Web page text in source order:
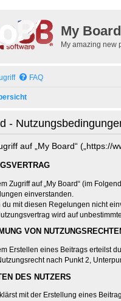
My Board
My amazing new
FAQ
-
auf „My Board“ („https://
Zugriff auf „My Board“ (im
einverstanden.
du mit diesen Regelungen nicht
wird auf
VON
Erstellen eines Beitrags erteilst
nach Punkt 2,
DES NUTZERS
mit der Erstellung eines